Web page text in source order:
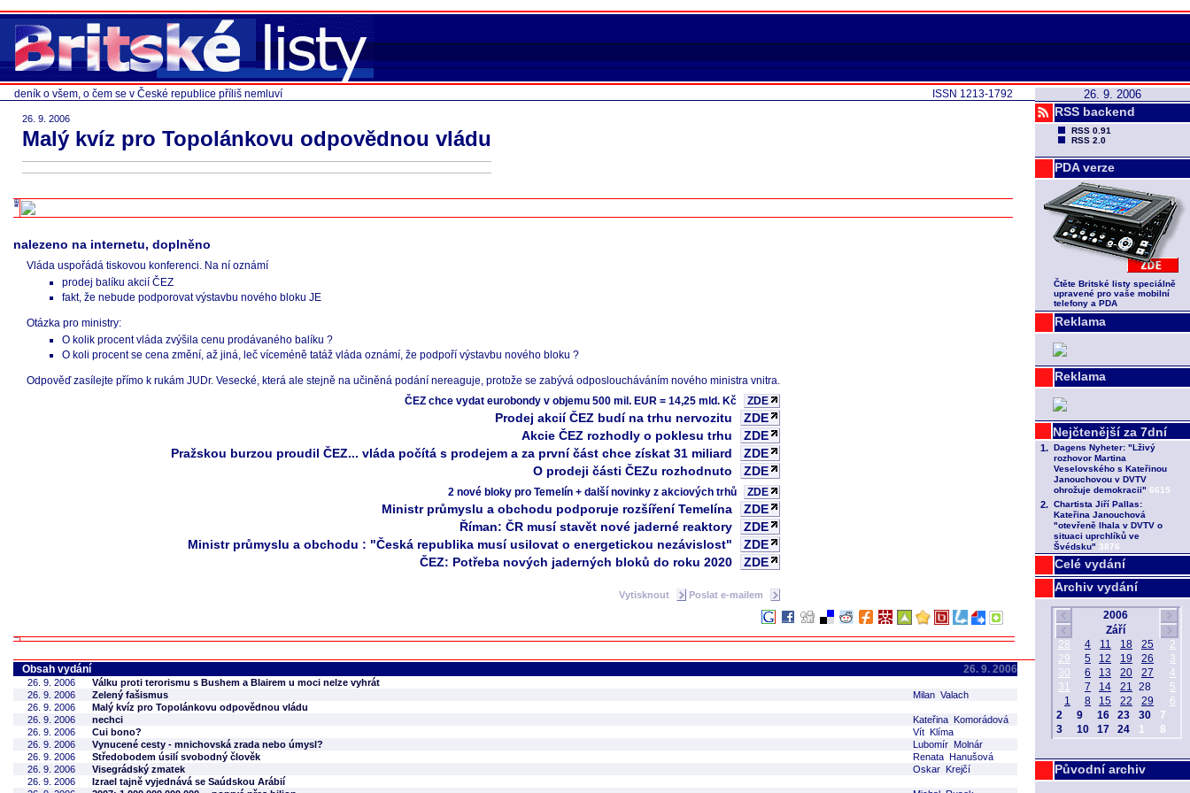
26. 9. 2006
RSS backend
RSS 0.91
RSS 2.0
PDA verze
Čtěte Britské listy speciálně
upravené pro vaše mobilní
telefony a PDA
Reklama
Reklama
Celé vydání
Archiv vydání
Původní archiv
ISSN 1213-1792
deník o všem, o čem se v České republice příliš nemluví
26. 9. 2006
Malý kvíz pro Topolánkovu odpovědnou vládu
nalezeno na internetu, doplněno
Vláda uspořádá tiskovou konferenci. Na ní oznámí
prodej balíku akcií ČEZ
fakt, že nebude podporovat výstavbu nového bloku JE
Otázka pro ministry:
O kolik procent vláda zvýšila cenu prodávaného balíku ?
O koli procent se cena změní, až jiná, leč víceméně tatáž vláda oznámí, že podpoří výstavbu nového bloku ?
Odpověď zasílejte přímo k rukám JUDr. Vesecké, která ale stejně na učiněná podání nereaguje, protože se zabývá odposloucháváním nového ministra vnitra.
ČEZ chce vydat eurobondy v objemu 500 mil. EUR = 14,25 mld. Kč
ZDE
Prodej akcií ČEZ budí na trhu nervozitu
ZDE
Akcie ČEZ rozhodly o poklesu trhu
ZDE
Pražskou burzou proudil ČEZ... vláda počítá s prodejem a za první část chce získat 31 miliard
ZDE
O prodeji části ČEZu rozhodnuto
ZDE
2 nové bloky pro Temelín + další novinky z akciových trhů ZDE
Ministr průmyslu a obchodu podporuje rozšíření Temelína
ZDE
Říman: ČR musí stavět nové jaderné reaktory
ZDE
Ministr průmyslu a obchodu : "Česká republika musí usilovat o energetickou nezávislost"
ZDE
ČEZ: Potřeba nových jaderných bloků do roku 2020
ZDE
Vytisknout Poslat e-mailem
Obsah vydání 26. 9. 2006
26. 9. 2006
Válku proti terorismu s Bushem a Blairem u moci nelze vyhrát
26. 9. 2006
Zelený fašismus
Milan Valach
26. 9. 2006
Malý kvíz pro Topolánkovu odpovědnou vládu
26. 9. 2006
nechci
Kateřina Komorádová
26. 9. 2006
Cui bono?
Vít Klíma
26. 9. 2006
Vynucené cesty - mnichovská zrada nebo úmysl?
Lubomír Molnár
26. 9. 2006
Středobodem úsilí svobodný člověk
Renata Hanušová
26. 9. 2006
Visegrádský zmatek
Oskar Krejčí
26. 9. 2006
Izrael tajně vyjednává se Saúdskou Arábií